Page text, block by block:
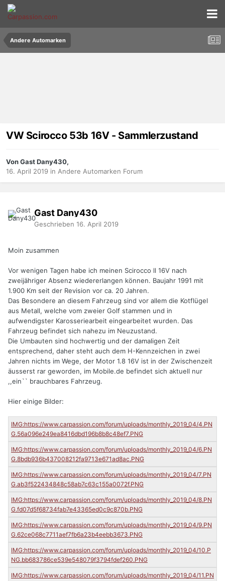
Andere Automarken
VW Scirocco 53b 16V - Sammlerzustand
Von Gast Dany430,
16. April 2019 in Andere Automarken Forum
Gast Dany430
Geschrieben 16. April 2019
Moin zusammen
Vor wenigen Tagen habe ich meinen Scirocco ll 16V nach
zweijähriger Absenz wiedererlangen können. Baujahr 1991 mit
1.900 Km seit der Revision vor ca. 20 Jahren.
Das Besondere an diesem Fahrzeug sind vor allem die Kotflügel
aus Metall, welche vom zweier Golf stammen und in
aufwendigster Karosseriearbeit eingearbeitet wurden. Das
Fahrzeug befindet sich nahezu im Neuzustand.
Die Umbauten sind hochwertig und der damaligen Zeit
entsprechend, daher steht auch dem H-Kennzeichen in zwei
Jahren nichts im Wege, der Motor 1.8 16V ist in der Zwischenzeit
äusserst rar geworden, im Mobile.de befindet sich aktuell nur
,,ein`` brauchbares Fahrzeug.
Hier einige Bilder: